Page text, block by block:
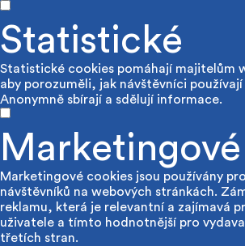
Statistické
Statistické cookies pomáhají majitelům
aby porozuměli, jak návštěvníci
Anonymně sbírají a sdělují informace.
Marketingové
Marketingové cookies jsou používány
návštěvníků na webových stránkách.
reklamu, která je relevantní a zajímavá
uživatele a tímto hodnotnější pro
třetích stran.